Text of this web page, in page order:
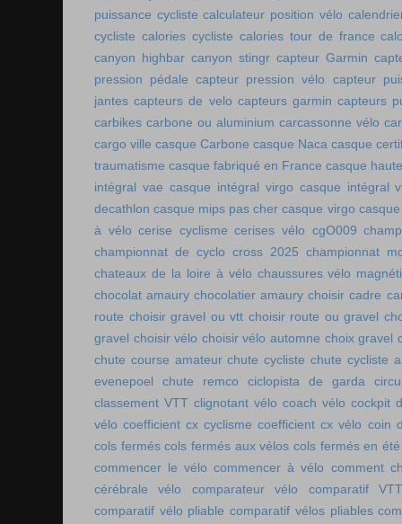
puissance cycliste calculateur position vélo
cycliste calories cycliste calories tour de france
canyon highbar canyon stingr capteur Garmin
pression pédale capteur pression vélo
capteur
jantes capteurs de velo capteurs garmin capteurs
carbikes carbone ou aluminium carcassonne vélo
cargo ville casque Carbone casque Naca casque
traumatisme casque fabriqué en France casque
intégral vae casque intégral virgo casque intégral
decathlon casque mips pas cher casque virgo
à vélo cerise cyclisme cerises vélo cgO009
championnat de cyclo cross 2025 championnat
chateaux de la loire à vélo chaussures vélo
chocolat amaury chocolatier amaury choisir cadre
route choisir gravel ou vtt choisir route ou gravel
gravel choisir vélo choisir vélo automne choix gravel
chute course amateur chute cycliste chute cycliste
evenepoel
chute remco ciclopista de garda
classement VTT clignotant vélo coach vélo cockpit
vélo coefficient cx cyclisme coefficient cx vélo coin
cols fermés cols fermés aux vélos cols fermés en été
commencer le vélo commencer à vélo comment
cérébrale vélo
comparateur vélo
comparatif
comparatif vélo pliable comparatif vélos pliables